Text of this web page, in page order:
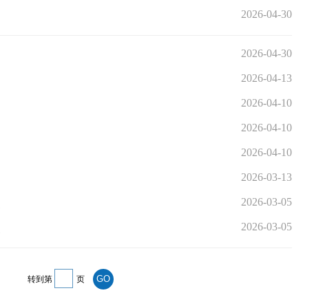
2026-04-30
2026-04-30
2026-04-13
2026-04-10
2026-04-10
2026-04-10
2026-03-13
2026-03-05
2026-03-05
转到第 页